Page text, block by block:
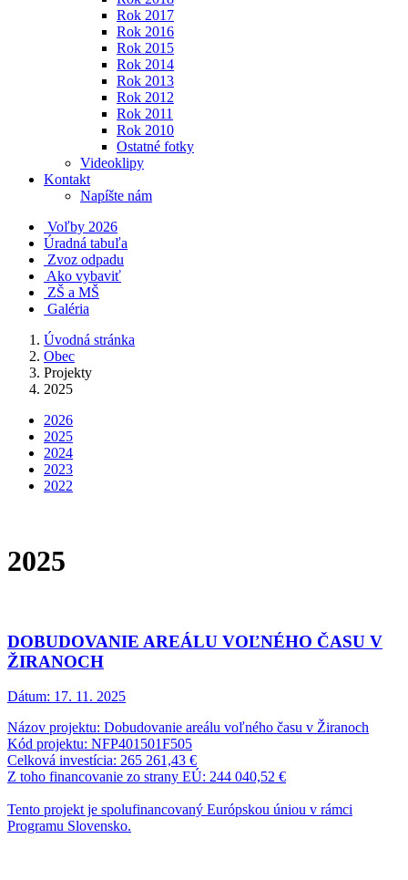
Rok 2017
Rok 2016
Rok 2015
Rok 2014
Rok 2013
Rok 2012
Rok 2011
Rok 2010
Ostatné fotky
Videoklipy
Kontakt
Napíšte nám
Voľby 2026
Úradná tabuľa
Zvoz odpadu
Ako vybaviť
ZŠ a MŠ
Galéria
Úvodná stránka
Obec
Projekty
2025
2026
2025
2024
2023
2022
2025
DOBUDOVANIE AREÁLU VOĽNÉHO ČASU V
ŽIRANOCH
Dátum: 17. 11. 2025
Názov projektu: Dobudovanie areálu voľného času v Žiranoch
Kód projektu: NFP401501F505
Celková investícia: 265 261,43 €
Z toho financovanie zo strany EÚ: 244 040,52 €
Tento projekt je spolufinancovaný Európskou úniou v rámci
Programu Slovensko.